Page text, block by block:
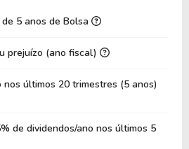
14,15%
9,05%
6,20%
6,28%
3,69
3,47
5 anos de Bolsa
prejuízo (ano fiscal)
nos últimos 20 trimestres (5 anos)
de dividendos/ano nos últimos 5